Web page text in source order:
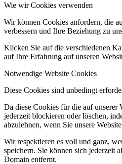
Wie wir Cookies verwenden
Wir können Cookies anfordern, die
verbessern und Ihre Beziehung zu
Klicken Sie auf die verschiedenen
auf Ihre Erfahrung auf unseren
Notwendige Website Cookies
Diese Cookies sind unbedingt
Da diese Cookies für die auf
jederzeit blockieren oder löschen,
abzulehnen, wenn Sie unsere
Wir respektieren es voll und ganz,
speichern. Sie können sich jederzeit
Domain entfernt.